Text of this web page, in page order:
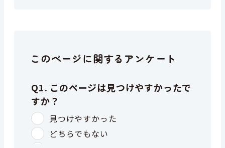
このページに関するアンケート